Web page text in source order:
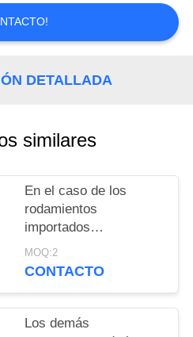
DETALLADA
similares
En el caso de los
rodamientos
importados
22218KEJW33
tamaño:90*160*40mm
MOQ:2
CONTACTO
Los demás